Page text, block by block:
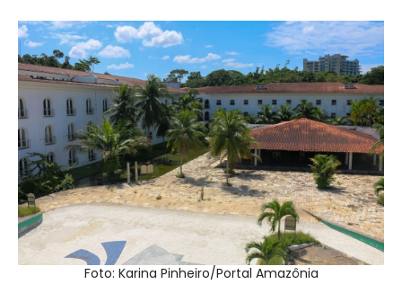
Foto: Karina Pinheiro/Portal Amazônia